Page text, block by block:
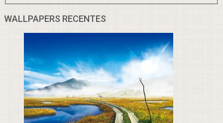
WALLPAPERS RECENTES